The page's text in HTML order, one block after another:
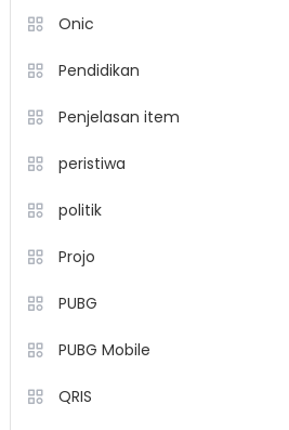
Onic
Pendidikan
Penjelasan item
peristiwa
politik
Projo
PUBG
PUBG Mobile
QRIS